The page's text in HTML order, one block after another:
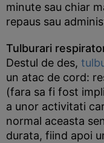
minute sau chiar
repaus sau
Tulburari
Destul de des,
un atac de cord:
(fara sa fi fost
a unor activitati
normal aceasta
durata, fiind apoi